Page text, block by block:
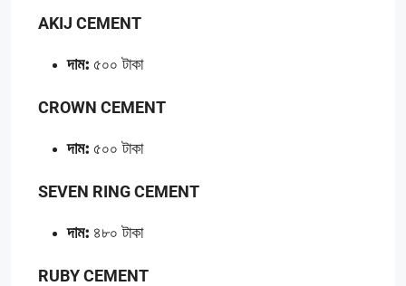
AKIJ CEMENT
দাম: ৫০০ টাকা
CROWN CEMENT
দাম: ৫০০ টাকা
SEVEN RING CEMENT
দাম: ৪৮০ টাকা
RUBY CEMENT